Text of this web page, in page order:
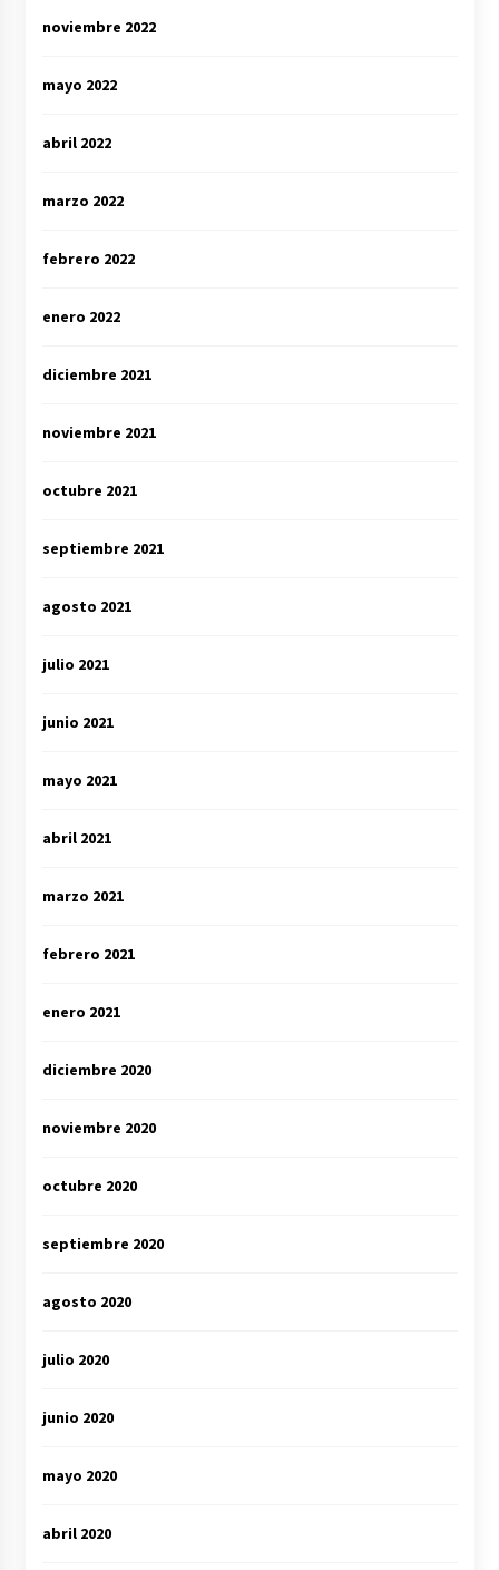
noviembre 2022
mayo 2022
abril 2022
marzo 2022
febrero 2022
enero 2022
diciembre 2021
noviembre 2021
octubre 2021
septiembre 2021
agosto 2021
julio 2021
junio 2021
mayo 2021
abril 2021
marzo 2021
febrero 2021
enero 2021
diciembre 2020
noviembre 2020
octubre 2020
septiembre 2020
agosto 2020
julio 2020
junio 2020
mayo 2020
abril 2020